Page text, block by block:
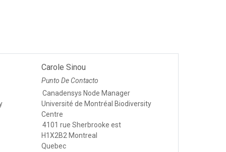
Carole Sinou
Punto De Contacto
Canadensys Node Manager
Université de Montréal Biodiversity
Centre
4101 rue Sherbrooke est
H1X2B2 Montreal
Quebec